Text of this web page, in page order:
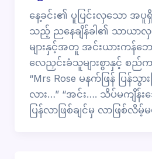
နေ့ခင်း၏ ပူပြင်းလှသော အပူရှိန်
သည့် ညနေချိန်ခါ၏ သာယာလှ
များနှင့်အတူ အင်းယားကန်ဘေ
လေညှင်းခံသူများစွာနှင့် စည်က
“Mrs Rose မနက်ဖြန် ပြန်သွား
လား…” “အင်း…. သိပ်မကျိန်း
ပြန်လာဖြစ်ချင်မှ လာဖြစ်လိမ့်